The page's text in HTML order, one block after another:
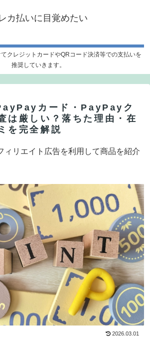
カ払いに目覚めたい
クレジットカードやQRコード決済等での支払いを
推奨していきます。
カード・PayPayク
は厳しい？落ちた理由・在
を完全解説
リエイト広告を利用して商品を紹介
2026.03.01